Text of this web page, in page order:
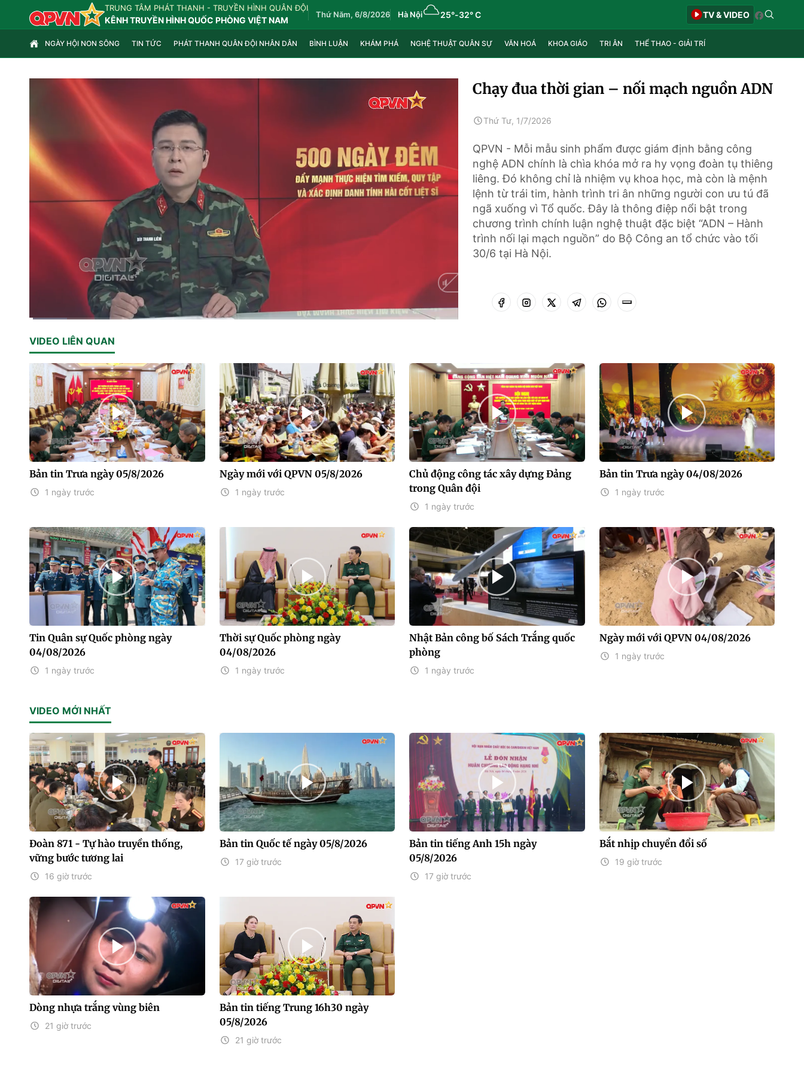
TRUNG TÂM PHÁT THANH - TRUYỀN HÌNH QUÂN ĐỘI
KÊNH TRUYỀN HÌNH QUỐC PHÒNG VIỆT NAM
Thứ Năm, 6/8/2026 Hà Nội 25°-32° C TV & VIDEO
NGÀY HỘI NON SÔNG TIN TỨC PHÁT THANH QUÂN ĐỘI NHÂN DÂN BÌNH LUẬN KHÁM PHÁ NGHỆ THUẬT QUÂN SỰ VĂN HOÁ KHOA GIÁO TRI ÂN THỂ THAO - GIẢI TRÍ
Time
Chạy đua thời gian – nối mạch nguồn ADN
Thứ Tư, 1/7/2026
QPVN - Mỗi mẫu sinh phẩm được giám định bằng công
nghệ ADN chính là chìa khóa mở ra hy vọng đoàn tụ thiêng
liêng. Đó không chỉ là nhiệm vụ khoa học, mà còn là mệnh
lệnh từ trái tim, hành trình tri ân những người con ưu tú đã
ngã xuống vì Tổ quốc. Đây là thông điệp nổi bật trong
chương trình chính luận nghệ thuật đặc biệt “ADN – Hành
trình nối lại mạch nguồn” do Bộ Công an tổ chức vào tối
30/6 tại Hà Nội.
VIDEO LIÊN QUAN
Bản tin Trưa ngày 05/8/2026
1 ngày trước
Ngày mới với QPVN 05/8/2026
1 ngày trước
Chủ động công tác xây dựng Đảng
trong Quân đội
1 ngày trước
Bản tin Trưa ngày 04/08/2026
1 ngày trước
Tin Quân sự Quốc phòng ngày
04/08/2026
1 ngày trước
Thời sự Quốc phòng ngày
04/08/2026
1 ngày trước
Nhật Bản công bố Sách Trắng quốc
phòng
1 ngày trước
Ngày mới với QPVN 04/08/2026
1 ngày trước
VIDEO MỚI NHẤT
Đoàn 871 - Tự hào truyền thống,
vững bước tương lai
16 giờ trước
Bản tin Quốc tế ngày 05/8/2026
17 giờ trước
Bản tin tiếng Anh 15h ngày
05/8/2026
17 giờ trước
Bắt nhịp chuyển đổi số
19 giờ trước
Dòng nhựa trắng vùng biên
21 giờ trước
Bản tin tiếng Trung 16h30 ngày
05/8/2026
21 giờ trước